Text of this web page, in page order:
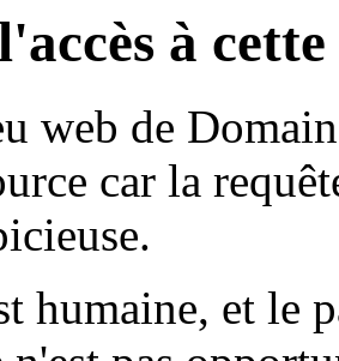
à
web de
car la
humaine, et le